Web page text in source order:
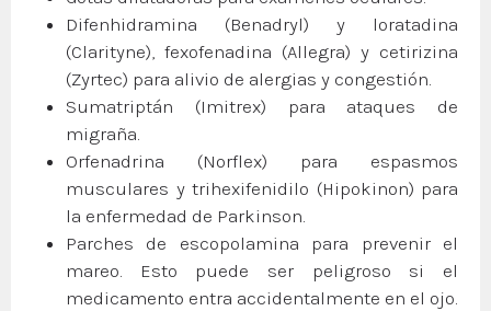
Difenhidramina (Benadryl) y loratadina
(Clarityne), fexofenadina (Allegra) y cetirizina
(Zyrtec) para alivio de alergias y congestión.
Sumatriptán (Imitrex) para ataques de
migraña.
Orfenadrina (Norflex) para espasmos
musculares y trihexifenidilo (Hipokinon) para
la enfermedad de Parkinson.
Parches de escopolamina para prevenir el
mareo. Esto puede ser peligroso si el
medicamento entra accidentalmente en el ojo.